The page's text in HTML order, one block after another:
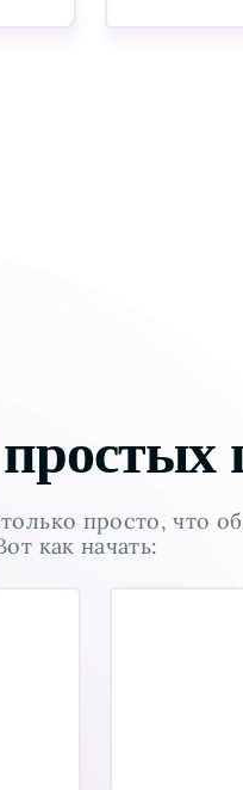
просто, что
как начать: